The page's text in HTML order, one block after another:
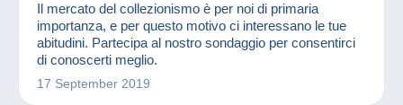
Il mercato del collezionismo è per noi di primaria
importanza, e per questo motivo ci interessano le tue
abitudini. Partecipa al nostro sondaggio per consentirci
di conoscerti meglio.
17 September 2019